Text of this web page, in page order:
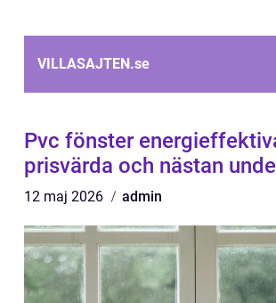
VILLASAJTEN.se
Pvc fönster
prisvärda och nästan
12 maj 2026 admin